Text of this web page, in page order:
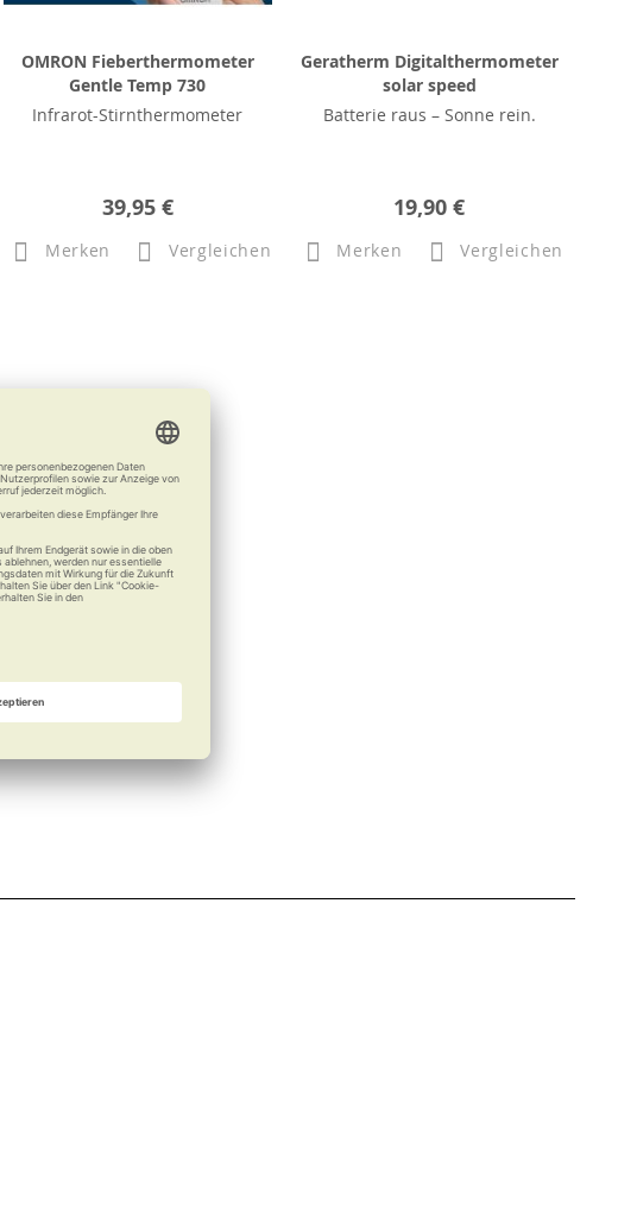
OMRON Fieberthermometer
Gentle Temp 730
Infrarot-Stirnthermometer
39,95 €
Merken Vergleichen
Geratherm Digitalthermometer
solar speed
Batterie raus – Sonne rein.
19,90 €
Merken Vergleichen